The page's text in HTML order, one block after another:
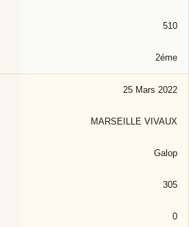
510
2éme
25 Mars 2022
MARSEILLE VIVAUX
Galop
305
0